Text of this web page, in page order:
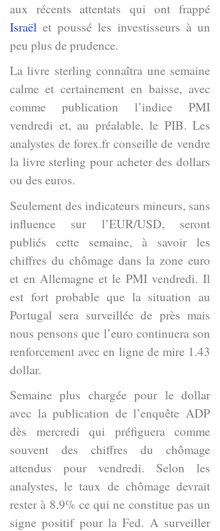
aux récents attentats qui ont frappé
Israël et poussé les investisseurs à un
peu plus de prudence.
La livre sterling connaîtra une semaine
calme et certainement en baisse, avec
comme publication l’indice PMI
vendredi et, au préalable, le PIB. Les
analystes de forex.fr conseille de vendre
la livre sterling pour acheter des dollars
ou des euros.
Seulement des indicateurs mineurs, sans
influence sur l’EUR/USD, seront
publiés cette semaine, à savoir les
chiffres du chômage dans la zone euro
et en Allemagne et le PMI vendredi. Il
est fort probable que la situation au
Portugal sera surveillée de près mais
nous pensons que l’euro continuera son
renforcement avec en ligne de mire 1.43
dollar.
Semaine plus chargée pour le dollar
avec la publication de l’enquête ADP
dès mercredi qui préfiguera comme
souvent des chiffres du chômage
attendus pour vendredi. Selon les
analystes, le taux de chômage devrait
rester à 8.9% ce qui ne constitue pas un
signe positif pour la Fed. A surveiller